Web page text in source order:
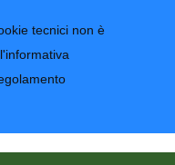
tecnici non è